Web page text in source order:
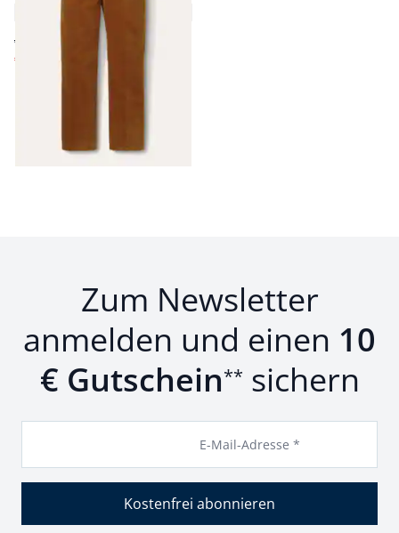
ab € 119,99
€ 44,99
Zum Newsletter
anmelden und einen 10
€ Gutschein** sichern
E-Mail-Adresse *
Kostenfrei abonnieren